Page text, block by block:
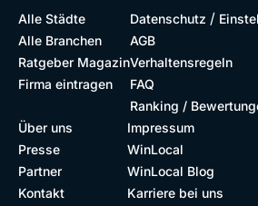
Alle Städte
Alle Branchen
Ratgeber Magazin
Firma eintragen
Datenschutz /
AGB
Verhaltensregeln
FAQ
Ranking /
Über uns
Presse
Partner
Kontakt
Impressum
WinLocal
WinLocal Blog
Karriere bei uns